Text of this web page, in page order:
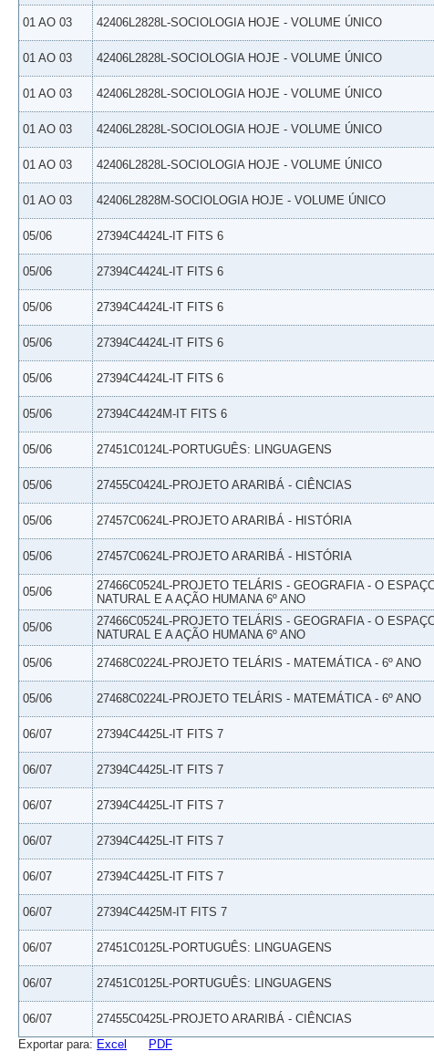
01 AO 03 42406L2828L-SOCIOLOGIA HOJE - VOLUME ÚNICO
01 AO 03 42406L2828L-SOCIOLOGIA HOJE - VOLUME ÚNICO
01 AO 03 42406L2828L-SOCIOLOGIA HOJE - VOLUME ÚNICO
01 AO 03 42406L2828L-SOCIOLOGIA HOJE - VOLUME ÚNICO
01 AO 03 42406L2828L-SOCIOLOGIA HOJE - VOLUME ÚNICO
01 AO 03 42406L2828M-SOCIOLOGIA HOJE - VOLUME ÚNICO
05/06 27394C4424L-IT FITS 6
05/06 27394C4424L-IT FITS 6
05/06 27394C4424L-IT FITS 6
05/06 27394C4424L-IT FITS 6
05/06 27394C4424L-IT FITS 6
05/06 27394C4424M-IT FITS 6
05/06 27451C0124L-PORTUGUÊS: LINGUAGENS
05/06 27455C0424L-PROJETO ARARIBÁ - CIÊNCIAS
05/06 27457C0624L-PROJETO ARARIBÁ - HISTÓRIA
05/06 27457C0624L-PROJETO ARARIBÁ - HISTÓRIA
05/06
27466C0524L-PROJETO TELÁRIS - GEOGRAFIA - O
NATURAL E A AÇÃO HUMANA 6º ANO
05/06
27466C0524L-PROJETO TELÁRIS - GEOGRAFIA - O
NATURAL E A AÇÃO HUMANA 6º ANO
05/06 27468C0224L-PROJETO TELÁRIS - MATEMÁTICA - 6º ANO
05/06 27468C0224L-PROJETO TELÁRIS - MATEMÁTICA - 6º ANO
06/07 27394C4425L-IT FITS 7
06/07 27394C4425L-IT FITS 7
06/07 27394C4425L-IT FITS 7
06/07 27394C4425L-IT FITS 7
06/07 27394C4425L-IT FITS 7
06/07 27394C4425M-IT FITS 7
06/07 27451C0125L-PORTUGUÊS: LINGUAGENS
06/07 27451C0125L-PORTUGUÊS: LINGUAGENS
06/07 27455C0425L-PROJETO ARARIBÁ - CIÊNCIAS
Exportar para: Excel PDF